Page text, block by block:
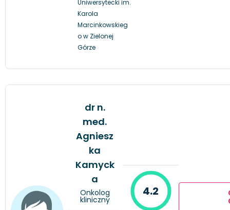
Uniwersytecki im.
Karola
Marcinkowskieg
o w Zielonej
Górze
dr n.
med.
Agniesz
ka
Kamyck
a
Onkolog
kliniczny
4.2